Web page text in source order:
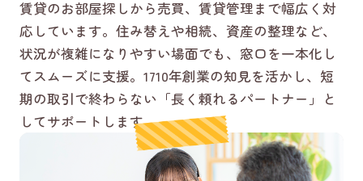
賃貸のお部屋探しから売買、賃貸管理まで幅広く対
応しています。住み替えや相続、資産の整理など、
状況が複雑になりやすい場面でも、窓口を一本化し
てスムーズに支援。1710年創業の知見を活かし、短
期の取引で終わらない「長く頼れるパートナー」と
してサポートします。